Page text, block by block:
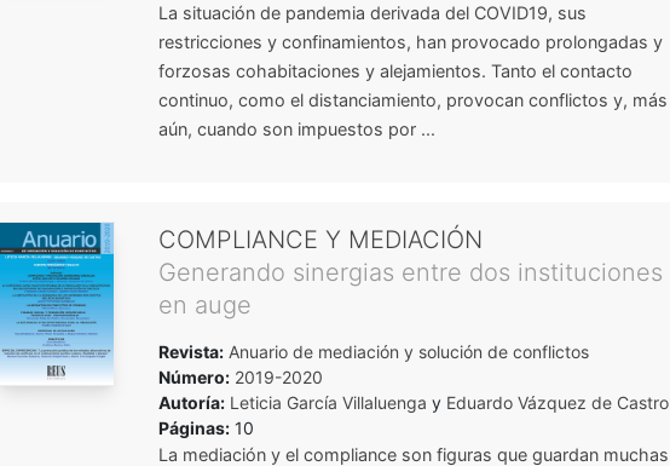
La situación de pandemia derivada del COVID19, sus
restricciones y confinamientos, han provocado prolongadas y
forzosas cohabitaciones y alejamientos. Tanto el contacto
continuo, como el distanciamiento, provocan conflictos y, más
aún, cuando son impuestos por ...
COMPLIANCE Y MEDIACIÓN
Generando sinergias entre dos instituciones
en auge
Revista:Anuario de mediación y solución de conflictos
Número:2019-2020
Autoría: Leticia García Villaluenga y Eduardo Vázquez de Castro
Páginas:10
La mediación y el compliance son figuras que guardan muchas